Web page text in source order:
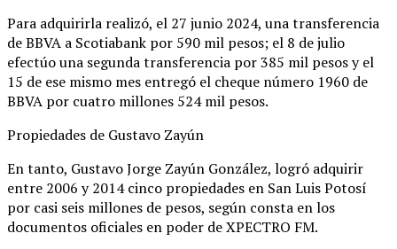
Para adquirirla realizó, el 27 junio 2024, una transferencia
de BBVA a Scotiabank por 590 mil pesos; el 8 de julio
efectúo una segunda transferencia por 385 mil pesos y el
15 de ese mismo mes entregó el cheque número 1960 de
BBVA por cuatro millones 524 mil pesos.
Propiedades de Gustavo Zayún
En tanto, Gustavo Jorge Zayún González, logró adquirir
entre 2006 y 2014 cinco propiedades en San Luis Potosí
por casi seis millones de pesos, según consta en los
documentos oficiales en poder de XPECTRO FM.